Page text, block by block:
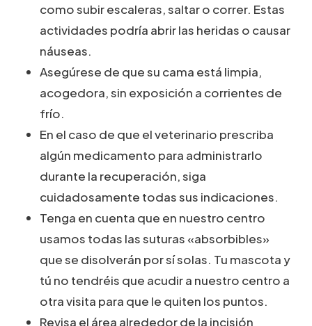
como subir escaleras, saltar o correr. Estas
actividades podría abrir las heridas o causar
náuseas.
Asegúrese de que su cama está limpia,
acogedora, sin exposición a corrientes de
frío.
En el caso de que el veterinario prescriba
algún medicamento para administrarlo
durante la recuperación, siga
cuidadosamente todas sus indicaciones.
Tenga en cuenta que en nuestro centro
usamos todas las suturas «absorbibles»
que se disolverán por sí solas. Tu mascota y
tú no tendréis que acudir a nuestro centro a
otra visita para que le quiten los puntos.
Revisa el área alrededor de la incisión